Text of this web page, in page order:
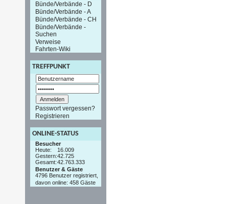
Bünde/Verbände - D
Bünde/Verbände - A
Bünde/Verbände - CH
Bünde/Verbände -
Suchen
Verweise
Fahrten-Wiki
TREFFPUNKT
Passwort vergessen?
Registrieren
ONLINE-STATUS
Besucher
Heute:
16.009
Gestern:42.725
Gesamt:42.763.333
Benutzer & Gäste
4796 Benutzer registriert,
davon online: 458 Gäste